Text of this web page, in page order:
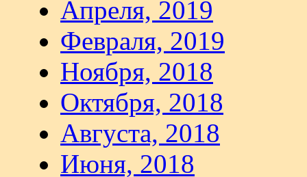
Апреля, 2019
Февраля, 2019
Ноября, 2018
Октября, 2018
Августа, 2018
Июня, 2018